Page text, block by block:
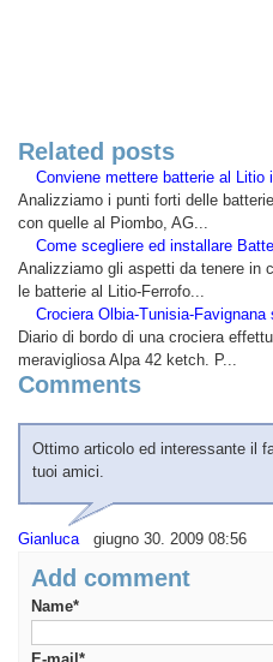
Related posts
Conviene mettere batterie al Litio
Analizziamo i punti forti delle
con quelle al Piombo, AG...
Come scegliere ed installare
Analizziamo gli aspetti da tenere in
le batterie al Litio-Ferrofo...
Crociera Olbia-Tunisia-
Diario di bordo di una crociera
meravigliosa Alpa 42 ketch. P...
Comments
Ottimo articolo ed interessante il
tuoi amici.
Gianlucagiugno 30. 2009 08:56
Add comment
Name*